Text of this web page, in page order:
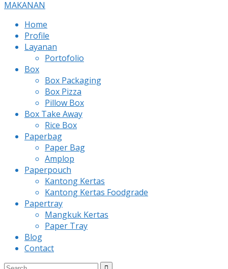
Home
Profile
Layanan
Portofolio
Box
Box Packaging
Box Pizza
Pillow Box
Box Take Away
Rice Box
Paperbag
Paper Bag
Amplop
Paperpouch
Kantong Kertas
Kantong Kertas Foodgrade
Papertray
Mangkuk Kertas
Paper Tray
Blog
Contact